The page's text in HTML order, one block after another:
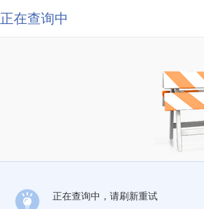
正在查询中
正在查询中，请刷新重试